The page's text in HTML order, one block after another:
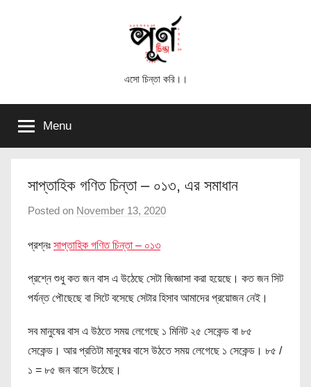
চিন্তা
এসো চিন্তা করি।।
Menu
সাপ্তাহিক গণিত চিন্তা – ০১৩, এর সমাধান
Posted on November 13, 2020
চি
ন্তা
প্রশ্নঃ সাপ্তাহিক গণিত চিন্তা – ০১৩
প্রশ্নে শুধু কত জন বাস এ উঠেছে সেটা জিজ্ঞাসা করা হয়েছে। কত জন সিট
পর্যন্ত পৌছেছে বা সিটে বসেছে সেটার হিসাব আমাদের প্রয়োজন নেই।
সব মানুষের বাস এ উঠতে সময় লেগেছে ১ মিনিট ২৫ সেকেন্ড বা ৮৫
সেকেন্ড। আর প্রতিটা মানুষের বাসে উঠতে সময় লেগেছে ১ সেকেন্ড। ৮৫ /
১ = ৮৫ জন বাসে উঠেছে।